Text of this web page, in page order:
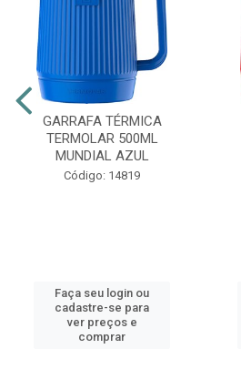
GARRAFA TÉRMICA
TERMOLAR 500ML
MUNDIAL AZUL
Código: 14819
Faça seu login ou
cadastre-se para
ver preços e
comprar